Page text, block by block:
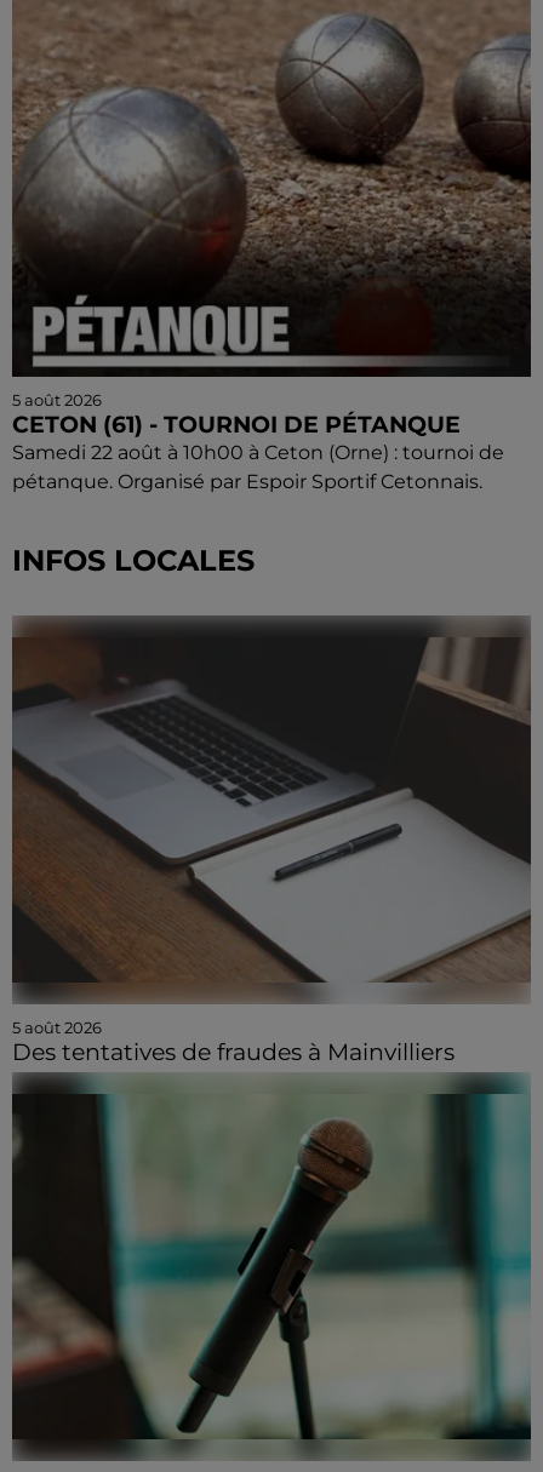
5 août 2026
CETON (61) - TOURNOI DE PÉTANQUE
Samedi 22 août à 10h00 à Ceton (Orne) : tournoi de
pétanque. Organisé par Espoir Sportif Cetonnais.
INFOS LOCALES
5 août 2026
Des tentatives de fraudes à Mainvilliers